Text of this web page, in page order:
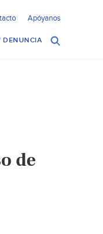
Apóyanos
DENUNCIA
de